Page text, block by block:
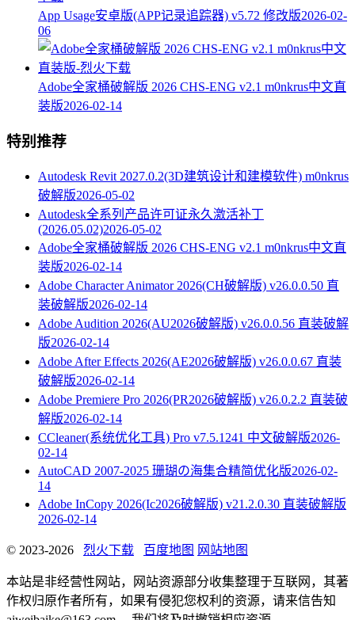
App Usage安卓版(APP记录追踪器) v5.72 修改版2026-02-
06
Adobe全家桶破解版 2026 CHS-ENG v2.1 m0nkrus中文直
装版2026-02-14
特别推荐
Autodesk Revit 2027.0.2(3D建筑设计和建模软件) m0nkrus
破解版2026-05-02
Autodesk全系列产品许可证永久激活补丁
(2026.05.02)2026-05-02
Adobe全家桶破解版 2026 CHS-ENG v2.1 m0nkrus中文直
装版2026-02-14
Adobe Character Animator 2026(CH破解版) v26.0.0.50 直
装破解版2026-02-14
Adobe Audition 2026(AU2026破解版) v26.0.0.56 直装破解
版2026-02-14
Adobe After Effects 2026(AE2026破解版) v26.0.0.67 直装
破解版2026-02-14
Adobe Premiere Pro 2026(PR2026破解版) v26.0.2.2 直装破
解版2026-02-14
CCleaner(系统优化工具) Pro v7.5.1241 中文破解版2026-
02-14
AutoCAD 2007-2025 珊瑚の海集合精简优化版2026-02-
14
Adobe InCopy 2026(Ic2026破解版) v21.2.0.30 直装破解版
2026-02-14
© 2023-2026 烈火下载 百度地图 网站地图
本站是非经营性网站，网站资源部分收集整理于互联网，其著
作权归原作者所有，如果有侵犯您权利的资源，请来信告知